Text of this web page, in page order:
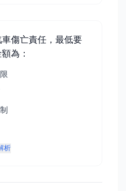
傷亡責任，最低要
為：
析